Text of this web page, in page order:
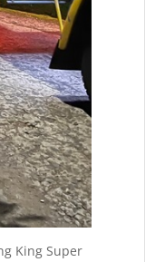
King Super